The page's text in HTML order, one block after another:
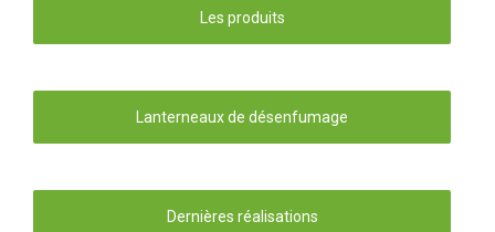
Les produits
Lanterneaux de désenfumage
Dernières réalisations